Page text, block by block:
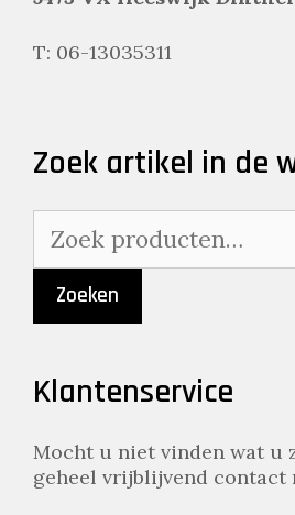
T: 06-13035311
Zoek artikel in de
naar:
Zoeken
Klantenservice
Mocht u niet vinden wat u
geheel vrijblijvend contact